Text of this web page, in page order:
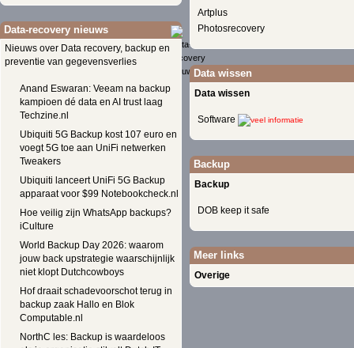
Data-recovery nieuws
Nieuws over Data recovery, backup en
preventie van gegevensverlies
Anand Eswaran: Veeam na backup
kampioen dé data en AI trust laag
Techzine.nl
Ubiquiti 5G Backup kost 107 euro en
voegt 5G toe aan UniFi netwerken
Tweakers
Ubiquiti lanceert UniFi 5G Backup
apparaat voor $99 Notebookcheck.nl
Hoe veilig zijn WhatsApp backups?
iCulture
World Backup Day 2026: waarom
jouw back upstrategie waarschijnlijk
niet klopt Dutchcowboys
Hof draait schadevoorschot terug in
backup zaak Hallo en Blok
Computable.nl
NorthC les: Backup is waardeloos
Artplus
Photosrecovery
Data wissen
Data wissen
Software
Backup
Backup
DOB keep it safe
Meer links
Overige